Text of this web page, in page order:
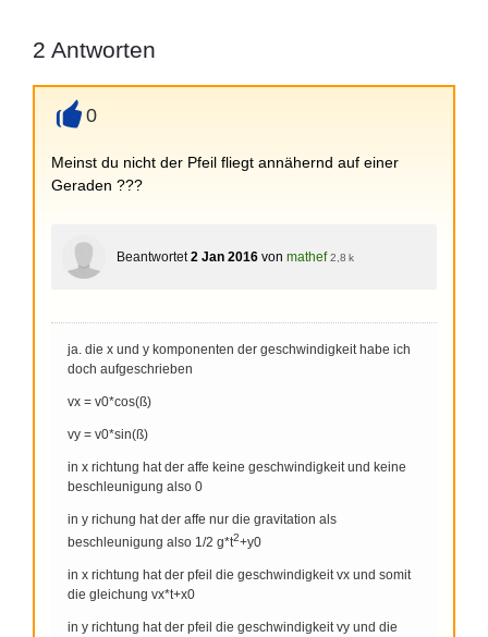
2 Antworten
0
Meinst du nicht der Pfeil fliegt annähernd auf einer
Geraden ???
Beantwortet 2 Jan 2016 von mathef 2,8 k
ja. die x und y komponenten der geschwindigkeit habe ich
doch aufgeschrieben
vx = v0*cos(ß)
vy = v0*sin(ß)
in x richtung hat der affe keine geschwindigkeit und keine
beschleunigung also 0
in y richung hat der affe nur die gravitation als
beschleunigung also 1/2 g*t2+y0
in x richtung hat der pfeil die geschwindigkeit vx und somit
die gleichung vx*t+x0
in y richtung hat der pfeil die geschwindigkeit vy und die